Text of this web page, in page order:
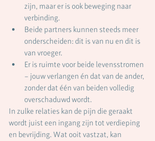
zijn, maar er is ook beweging naar
verbinding.
Beide partners kunnen steeds meer
onderscheiden: dit is van nu en dit is
van vroeger.
Er is ruimte voor beide levensstromen
– jouw verlangen én dat van de ander,
zonder dat één van beiden volledig
overschaduwd wordt.
In zulke relaties kan de pijn die geraakt
wordt juist een ingang zijn tot verdieping
en bevrijding. Wat ooit vastzat, kan